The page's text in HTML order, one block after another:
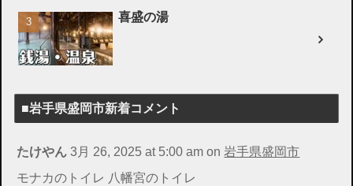
喜盛の湯
■岩手県盛岡市新着コメント
たけやん 3月 26, 2025 at 5:00 am on岩手県盛岡市
モナカのトイレ 八幡宮のトイレ